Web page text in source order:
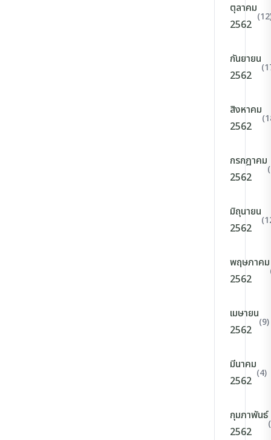
ตุลาคม
2562
กันยายน
2562
สิงหาคม
2562
กรกฎาคม
2562
มิถุนายน
2562
พฤษภาคม
2562
เมษายน
2562
(9)
มีนาคม
2562
(4)
กุมภาพันธ์
2562